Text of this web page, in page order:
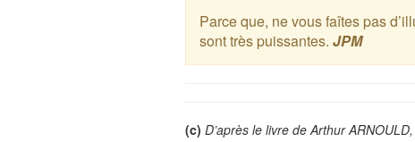
Parce que, ne vous faîtes pas
sont très puissantes. JPM
(c) D’après le livre de Arthur